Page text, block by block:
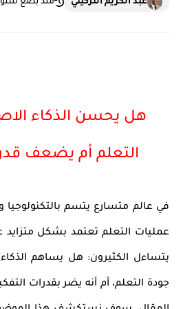
هل يحسن الذكاء
التعلم أم يضعف
في عالم متسارع يتسم بالتكنولوجيا
عمليات التعلم تعتمد بشكل متزايد
يتساءل الكثيرون: هل يساهم
جودة التعلم، أم أنه يضر بقدرات